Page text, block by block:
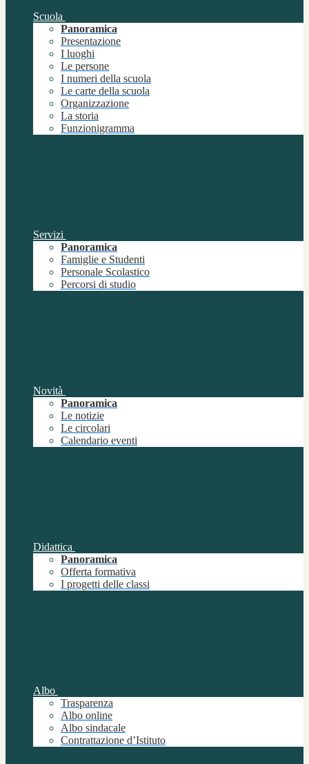
Scuola
Panoramica
Presentazione
I luoghi
Le persone
I numeri della scuola
Le carte della scuola
Organizzazione
La storia
Funzionigramma
Servizi
Panoramica
Famiglie e Studenti
Personale Scolastico
Percorsi di studio
Novità
Panoramica
Le notizie
Le circolari
Calendario eventi
Didattica
Panoramica
Offerta formativa
I progetti delle classi
Albo
Trasparenza
Albo online
Albo sindacale
Contrattazione d’Istituto